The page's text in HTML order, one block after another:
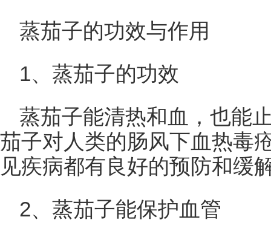
蒸茄子的功效与作用
1、蒸茄子的功效
蒸茄子能清热和血，也能
茄子对人类的肠风下血热毒
见疾病都有良好的预防和缓
2、蒸茄子能保护血管